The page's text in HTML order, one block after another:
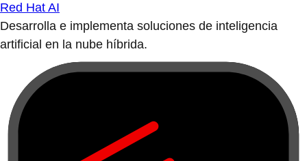
Red Hat AI
Desarrolla e implementa soluciones de inteligencia
artificial en la nube híbrida.